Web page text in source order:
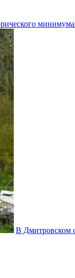
В Дмитровском